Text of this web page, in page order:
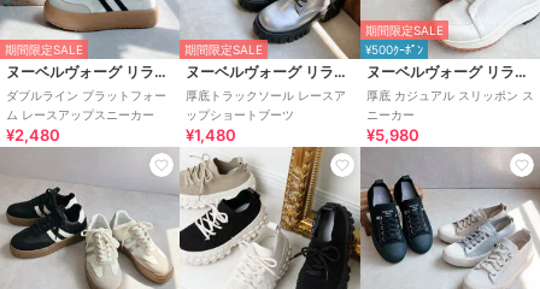
期間限定SALE
ヌーベルヴォーグ リラックス
ダブルライン プラットフォー
ム レースアップスニーカー
¥2,480
期間限定SALE
ヌーベルヴォーグ リラックス
厚底トラックソール レースア
ップショートブーツ
¥1,480
期間限定SALE
¥500ｸｰﾎﾟﾝ
ヌーベルヴォーグ リラックス
厚底 カジュアル スリッポン ス
ニーカー
¥5,980